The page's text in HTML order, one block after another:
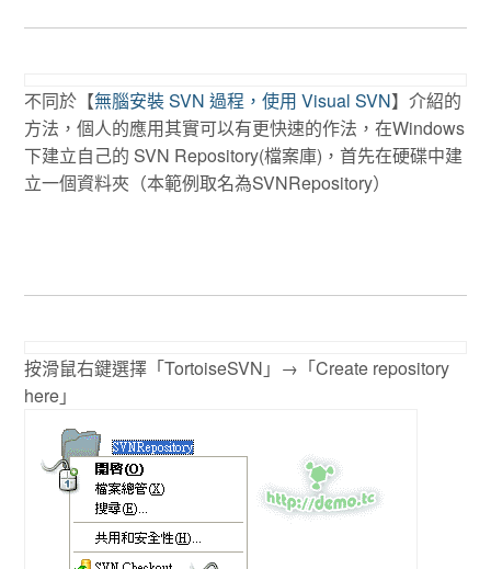
不同於【無腦安裝 SVN 過程，使用 Visual SVN】介紹的
方法，個人的應用其實可以有更快速的作法，在Windows
下建立自己的 SVN Repository(檔案庫)，首先在硬碟中建
立一個資料夾（本範例取名為SVNRepository）
按滑鼠右鍵選擇「TortoiseSVN」→「Create repository
here」